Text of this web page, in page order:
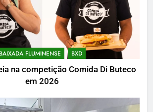
BAIXADA FLUMINENSE BXD
na competição Comida Di Buteco
em 2026